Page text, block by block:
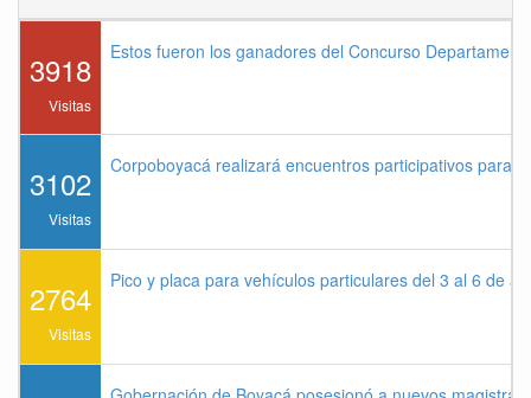
3918
Visitas
Estos fueron los ganadores del Concurso
3102
Visitas
Corpoboyacá realizará encuentros participativos para
2764
Visitas
Pico y placa para vehículos particulares del 3 al 6 de